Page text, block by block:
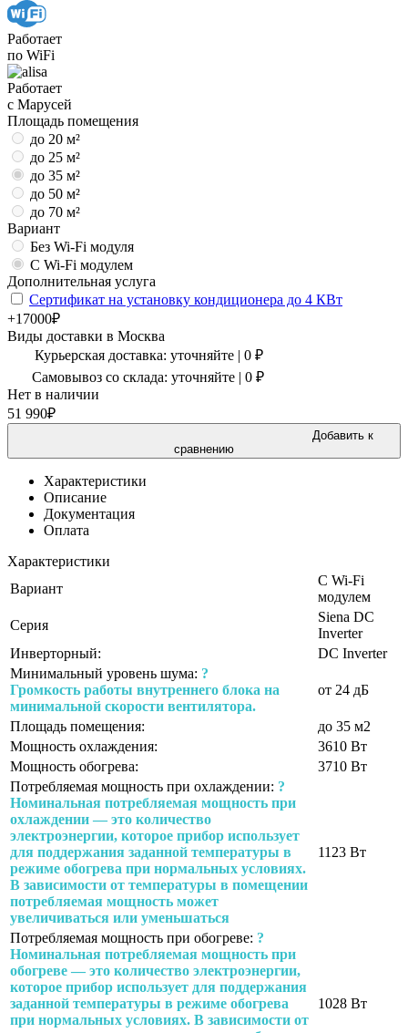
Работает
по WiFi
Работает
с Марусей
Площадь помещения
до 20 м²
до 25 м²
до 35 м²
до 50 м²
до 70 м²
Вариант
Без Wi-Fi модуля
С Wi-Fi модулем
Дополнительная услуга
Сертификат на установку кондиционера до 4 КВт
+17000₽
Виды доставки в Москва
Курьерская доставка: уточняйте | 0 ₽
Самовывоз со склада: уточняйте | 0 ₽
Нет в наличии
51 990₽
Добавить к
сравнению
Характеристики
Описание
Документация
Оплата
Характеристики
Вариант
С Wi-Fi
модулем
Серия
Siena DC
Inverter
Инверторный:
DC Inverter
Минимальный уровень шума: ?
Громкость работы внутреннего блока на
минимальной скорости вентилятора.
от 24 дБ
Площадь помещения:
до 35 м2
Мощность охлаждения:
3610 Вт
Мощность обогрева:
3710 Вт
Потребляемая мощность при охлаждении: ?
Номинальная потребляемая мощность при
охлаждении — это количество
электроэнергии, которое прибор использует
для поддержания заданной температуры в
режиме обогрева при нормальных условиях.
В зависимости от температуры в помещении
потребляемая мощность может
увеличиваться или уменьшаться
1123 Вт
Потребляемая мощность при обогреве: ?
Номинальная потребляемая мощность при
обогреве — это количество электроэнергии,
которое прибор использует для поддержания
заданной температуры в режиме обогрева
при нормальных условиях. В зависимости от
1028 Вт